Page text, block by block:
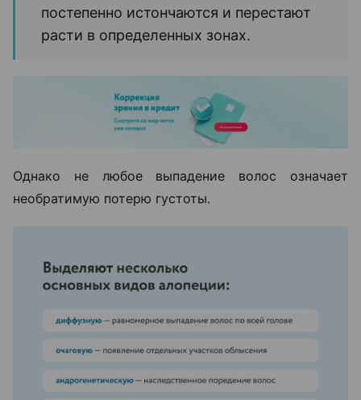
постепенно истончаются и перестают
расти в определенных зонах.
Однако не любое выпадение волос означает
необратимую потерю густоты.